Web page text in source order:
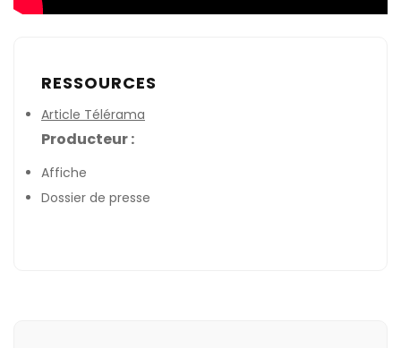
RESSOURCES
Article Télérama
Producteur :
Affiche
Dossier de presse